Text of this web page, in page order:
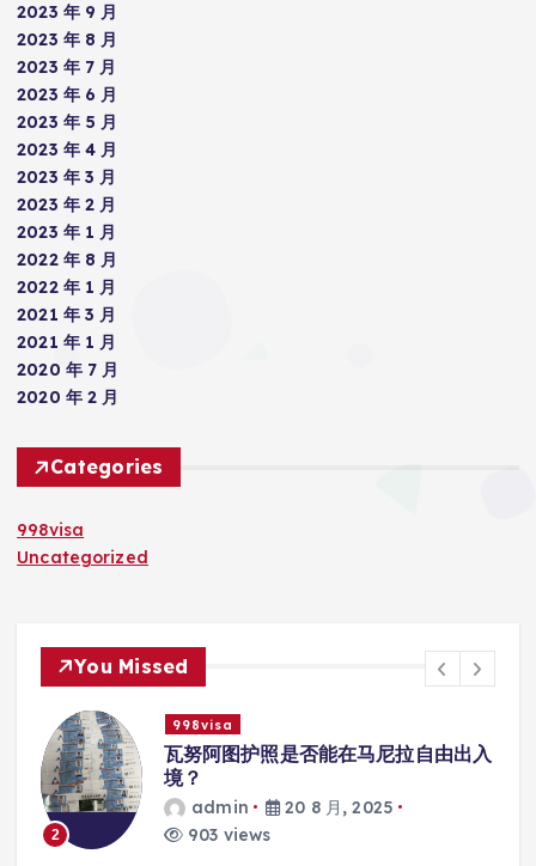
2023 年 9 月
2023 年 8 月
2023 年 7 月
2023 年 6 月
2023 年 5 月
2023 年 4 月
2023 年 3 月
2023 年 2 月
2023 年 1 月
2022 年 8 月
2022 年 1 月
2021 年 3 月
2021 年 1 月
2020 年 7 月
2020 年 2 月
Categories
998visa
Uncategorized
You Missed
2
998visa
瓦努阿图护照是否能在马尼拉自由出入
境？
admin
20 8 月, 2025
903 views